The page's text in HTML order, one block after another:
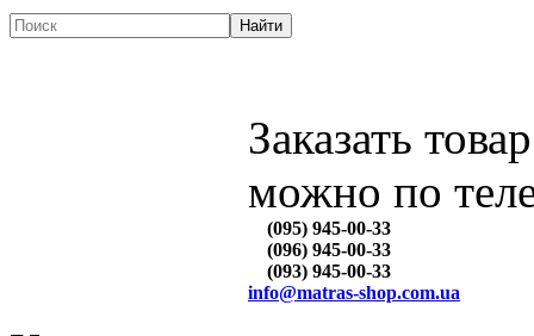
Заказать товар
можно по
(095) 945-00-33
(096) 945-00-33
(093) 945-00-33
info@matras-shop.com.ua